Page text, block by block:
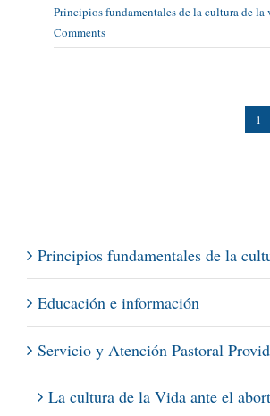
Principios fundamentales de la cultura de la
Comments
1
Principios fundamentales de la
Educación e información
Servicio y Atención Pastoral
La cultura de la Vida ante el